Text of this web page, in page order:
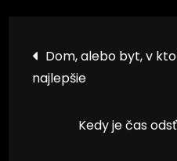
pro
Dom, alebo byt, v
najlepšie
Kedy je čas